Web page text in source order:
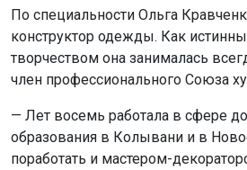
По специальности Ольга
конструктор одежды. Как
творчеством она занималась
член профессионального Союза
— Лет восемь работала в сфере
образования в Колывани и в
поработать и мастером-